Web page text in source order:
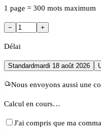
1 page = 300 mots maximum
− +
Délai
Standardmardi 18 août 2026
Nous envoyons aussi une
Calcul en cours…
J'ai compris que ma